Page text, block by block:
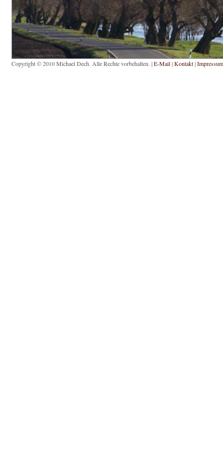
Copyright © 2010 Michael Dech. Alle Rechte vorbehalten. |E-Mail|Kontakt|